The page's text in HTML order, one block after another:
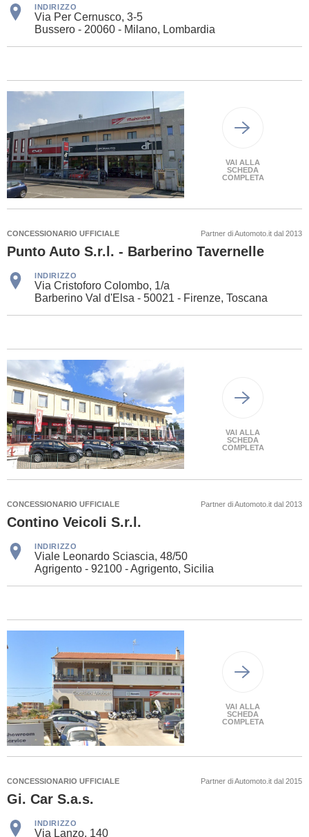
INDIRIZZO
Via Per Cernusco, 3-5
Bussero - 20060 - Milano, Lombardia
VAI ALLA
SCHEDA
COMPLETA
CONCESSIONARIO UFFICIALE Partner di Automoto.it dal 2013
Punto Auto S.r.l. - Barberino Tavernelle
INDIRIZZO
Via Cristoforo Colombo, 1/a
Barberino Val d'Elsa - 50021 - Firenze, Toscana
VAI ALLA
SCHEDA
COMPLETA
CONCESSIONARIO UFFICIALE Partner di Automoto.it dal 2013
Contino Veicoli S.r.l.
INDIRIZZO
Viale Leonardo Sciascia, 48/50
Agrigento - 92100 - Agrigento, Sicilia
VAI ALLA
SCHEDA
COMPLETA
CONCESSIONARIO UFFICIALE Partner di Automoto.it dal 2015
Gi. Car S.a.s.
INDIRIZZO
Via Lanzo, 140